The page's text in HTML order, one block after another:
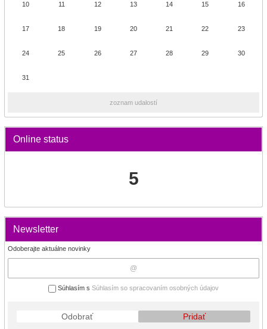
10 11 12 13 14 15 16
17 18 19 20 21 22 23
24 25 26 27 28 29 30
31
zoznam udalostí
Online status
5
Newsletter
Odoberajte aktuálne novinky
Súhlasím s Súhlasím so spracovaním osobných údajov
Odobrať Pridať